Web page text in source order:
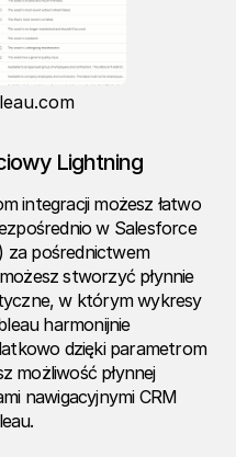
Lightning
integracji możesz łatwo
w Salesforce
za pośrednictwem
stworzyć płynnie
w którym wykresy
harmonijnie
dzięki parametrom
możliwość płynnej
nawigacyjnymi CRM